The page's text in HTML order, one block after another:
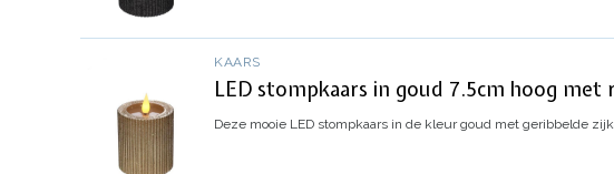
KAARS
LED stompkaars in goud 7.5cm hoog met
Deze mooie LED stompkaars in de kleur goud met geribbelde